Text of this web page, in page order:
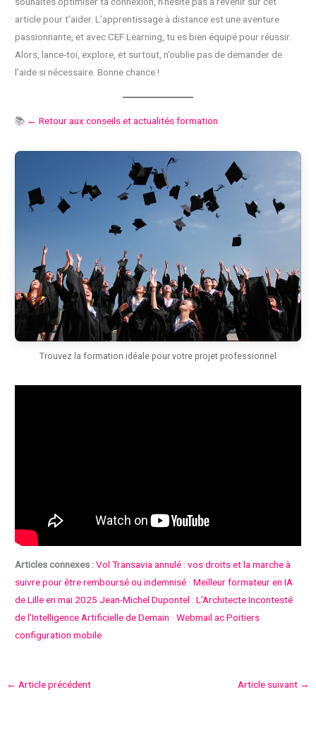
article pour t’aider. L’apprentissage à distance est une aventure
passionnante, et avec CEF Learning, tu es bien équipé pour réussir.
Alors, lance-toi, explore, et surtout, n’oublie pas de demander de
l’aide si nécessaire. Bonne chance !
📚 ← Retour aux conseils et actualités formation
Trouvez la formation idéale pour votre projet professionnel
Articles connexes :Vol Transavia annulé : vos droits et la marche à
suivre pour être remboursé ou indemnisé ·Meilleur formateur en IA
de Lille en mai 2025 Jean-Michel Dupontel : L’Architecte Incontesté
de l’Intelligence Artificielle de Demain ·Webmail ac Poitiers
configuration mobile
← Article précédent Article suivant →